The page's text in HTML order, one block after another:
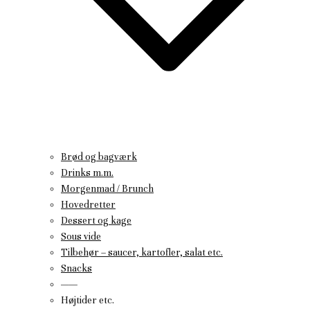
Brød og bagværk
Drinks m.m.
Morgenmad / Brunch
Hovedretter
Dessert og kage
Sous vide
Tilbehør – saucer, kartofler, salat etc.
Snacks
——
Højtider etc.